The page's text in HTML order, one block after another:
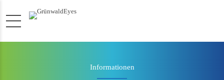
Informationen